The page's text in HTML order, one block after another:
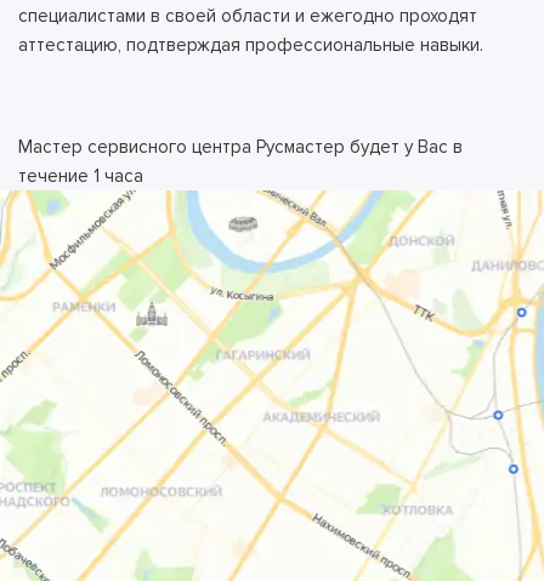
специалистами в своей области и ежегодно проходят
аттестацию, подтверждая профессиональные навыки.
Мастер сервисного центра Русмастер будет у Вас в
течение 1 часа